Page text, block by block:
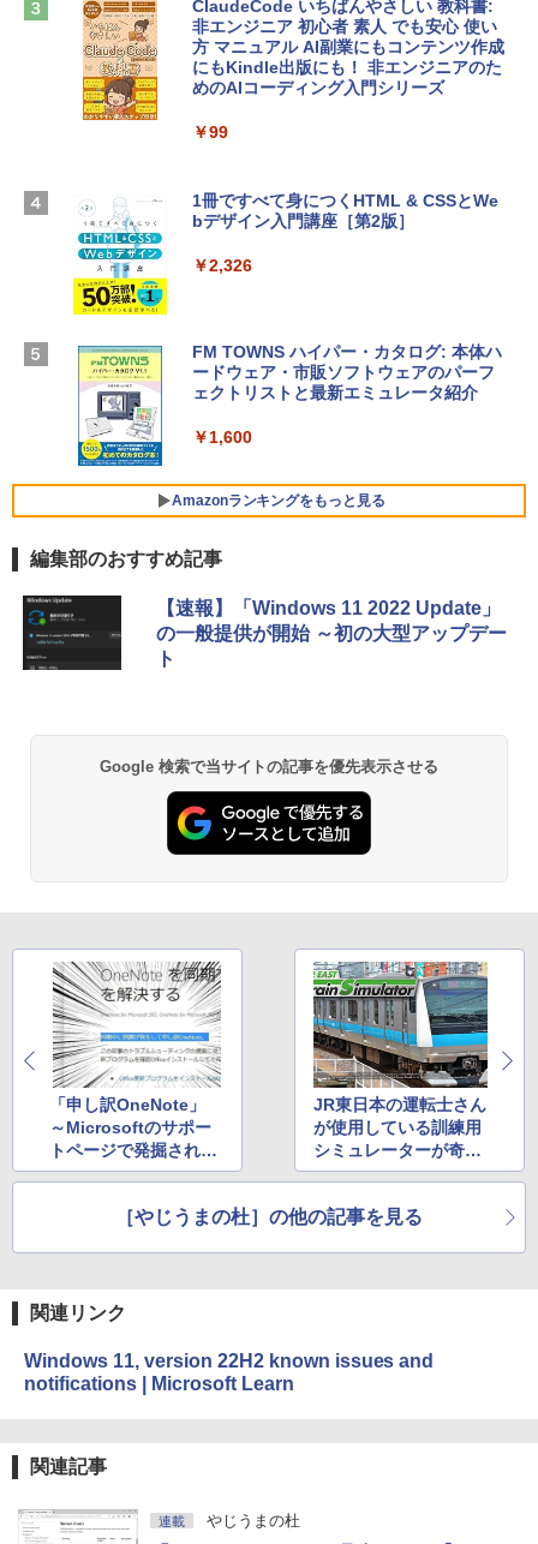
￥2,952
Apple 2026 MacBook Air M5チップ搭載
igence、13.6インチLiquid Retinaディ
ラ、Touch ID - ミッドナイト + 3年延長
AppleCare+ for 13インチMacBook Air
(M5)|ダウンロード版
￥347,600
【Amazon.co.jp限定】 HP ノートパソコ
ン 15-fd 15.6インチ 16GBメモリ 512GB
SSD インテル Core 5
￥129,800
FMV ノートパソコン WE1-K3 (MS 365 P
ersonal/Copilotキー搭載/Win 11/15.6型/
VWK3E15W_AZ
￥123,400
Robloxギフトカード - 2,000 Robux 【限
定バーチャルアイテムを含む】 【オンラ
インゲームコード】 ロブロックス | オン
ラインコード版
￥3,200
Robloxギフトカード - 1000 Robux 【限
定バーチャルアイテムを含む】 【オンラ
ラインコード版
Windows版 | Minecraft (マインクラフ
ト): Java & Bedrock Edition | オンライ
ClaudeCode いちばんやさしい 教科書:
非エンジニア 初心者 素人 でも安心 使い
方 マニュアル AI副業にもコンテンツ作成
にもKindle出版にも！ 非エンジニアのた
めのAIコーディング入門シリーズ
￥99
1冊ですべて身につくHTML & CSSとWe
bデザイン入門講座［第2版］
￥2,326
FM TOWNS ハイパー・カタログ: 本体ハ
ードウェア・市販ソフトウェアのパーフ
ェクトリストと最新エミュレータ紹介
￥1,600
Amazonランキングをもっと見る
Amazon Kindle Paperwhite (16GB) 7イ
ンチディスプレイ、色調調節ライト、12
週間持続バッテリー、広告なし、ブラッ
Amazon Kindle - 目に優しい、かさばら
ない、大きな画面で読みやすい、6週間持
続バッテリー、6インチディスプレイ電子
書籍リーダー、ブラック、16GB、広告な
し
Kindle Paperwhite シグニチャーエディ
ション (32GB) 7インチディスプレイ、明
るさ自動調整、色調調節ライト、12週間
持続バッテリー、広告なし、メタリック
ブラック
￥32,980
Amazon Kindle Colorsoft | 16GBストレ
ージ、防水、7インチカラーディスプレ
イ、色調調節ライト、最大8週間持続バッ
テリー、広告無し、ブラック (2025年発
New Amazon Kindle Scribe Colorsoft |
11インチカラーディスプレイ、64GBスト
編集部のおすすめ記事
【速報】「Windows 11 2022 Update」
の一般提供が開始 ～初の大型アップデー
ト
Google 検索で当サイトの記事を優先表示させる
「申し訳OneNote」
～Microsoftのサポー
トページで発掘された
謎の謝罪ワードが話題
JR東日本の運転士さん
が使用している訓練用
シミュレーターが奇跡
の公式商品化！
［やじうまの杜］の他の記事を見る
関連リンク
Windows 11, version 22H2 known issues and
notifications | Microsoft Learn
関連記事
連載 やじうまの杜